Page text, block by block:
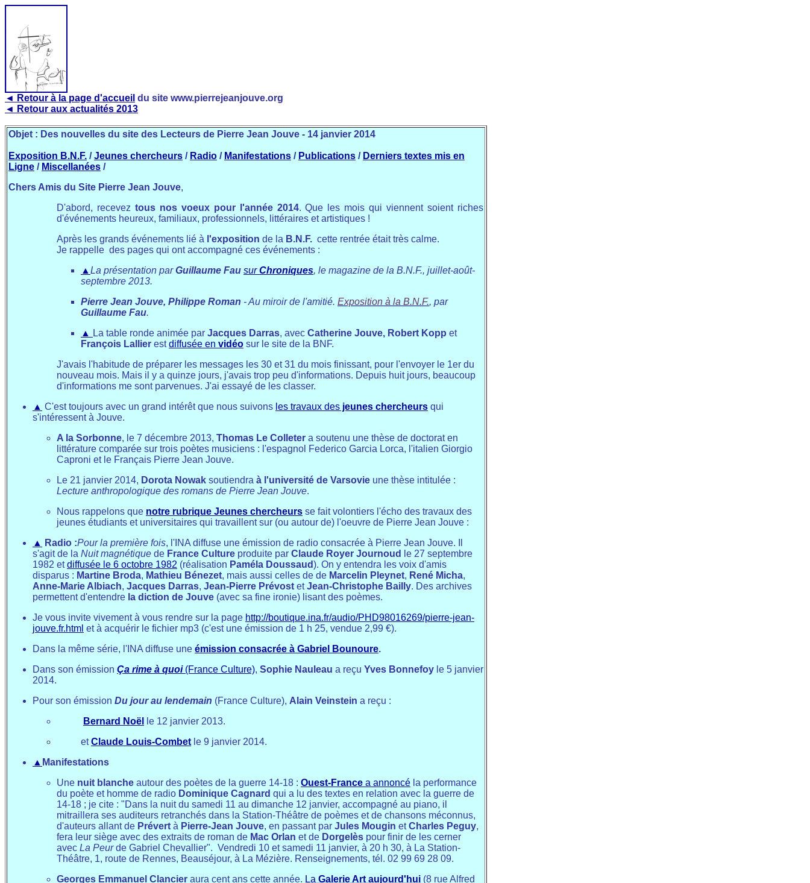
◄ Retour à la page d'accueil du site www.pierrejeanjouve.org
◄ Retour aux actualités 2013
Objet : Des nouvelles du site des Lecteurs de Pierre Jean Jouve - 14 janvier 2014
Exposition B.N.F. /Jeunes chercheurs / Radio / Manifestations / Publications / Derniers textes mis en
Ligne / Miscellanées /
Chers Amis du Site Pierre Jean Jouve,
D'abord, recevez tous nos voeux pour l'année 2014. Que les mois qui viennent soient riches
d'événements heureux, familiaux, professionnels, littéraires et artistiques !
Après les grands événements lié à l'exposition de la B.N.F. cette rentrée était très calme.
Je rappelle des pages qui ont accompagné ces événements :
▲ La présentation parGuillaume Fau surChroniques, le magazine de la B.N.F., juillet-août-
septembre 2013.
Pierre Jean Jouve, Philippe Roman - Au miroir de l'amitié. Exposition à la B.N.F., par
Guillaume Fau.
▲
La table ronde animée par Jacques Darras, avec Catherine Jouve, Robert Kopp et
François Lallier estdiffusée en vidéo sur le site de la BNF.
J'avais l'habitude de préparer les messages les 30 et 31 du mois finissant, pour l'envoyer le 1er du
nouveau mois. Mais il y a quinze jours, j'avais trop peu d'informations. Depuis huit jours, beaucoup
d'informations me sont parvenues. J'ai essayé de les classer.
▲ C'est toujours avec un grand intérêt que nous suivons les travaux des jeunes chercheurs qui
s'intéressent à Jouve.
A la Sorbonne, le 7 décembre 2013, Thomas Le Colleter a soutenu une thèse de doctorat en
littérature comparée sur trois poètes musiciens : l'espagnol Federico Garcia Lorca, l'italien Giorgio
Caproni et le Français Pierre Jean Jouve.
Le 21 janvier 2014, Dorota Nowak soutiendra à l'université de Varsovie une thèse intitulée :
Lecture anthropologique des romans de Pierre Jean Jouve.
Nous rappelons que notre rubrique Jeunes chercheurs se fait volontiers l'écho des travaux des
jeunes étudiants et universitaires qui travaillent sur (ou autour de) l'oeuvre de Pierre Jean Jouve :
▲
Radio :Pour la première fois, l'INA diffuse une émission de radio consacrée à Pierre Jean Jouve. Il
s'agit de la Nuit magnétique de France Culture produite par Claude Royer Journoud
le 27 septembre
1982 etdiffusée le 6 octobre 1982 (réalisation Paméla Doussaud). On y entendra les voix d'amis
disparus : Martine Broda, Mathieu Bénezet, mais aussi celles de de Marcelin Pleynet, René Micha,
Anne-Marie Albiach, Jacques Darras, Jean-Pierre Prévost etJean-Christophe Bailly. Des archives
permettent d'entendre la diction de Jouve (avec sa fine ironie) lisant des poèmes.
Je vous invite vivement à vous rendre sur la page http://boutique.ina.fr/audio/PHD98016269/pierre-jean-
jouve.fr.html et à acquérir le fichier mp3 (c'est une émission de 1 h 25, vendue 2,99 €).
Dans la même série, l'INA diffuse une émission consacrée à Gabriel Bounoure.
Dans son émission Ça rime à quoi(France Culture), Sophie Nauleau a reçu Yves Bonnefoy le 5 janvier
2014.
Pour son émission Du jour au lendemain (France Culture), Alain Veinstein a reçu :
Bernard Noël
le 12 janvier 2013.
etClaude Louis-Combet le 9 janvier 2014.
▲ Manifestations
Une nuit blanche autour des poètes de la guerre 14-18 : Ouest-France a annoncé la performance
du poète et homme de radio Dominique Cagnard qui a lu des textes en relation avec la guerre de
14-18 ; je cite : "Dans la nuit du samedi 11 au dimanche 12 janvier, accompagné au piano, il
mitraillera ses auditeurs retranchés dans la Station-Théâtre de poèmes et de chansons méconnus,
d'auteurs allant de Prévert à Pierre-Jean Jouve, en passant par Jules Mougin etCharles Peguy,
fera leur siège avec des extraits de roman de Mac Orlan et de Dorgelès pour finir de les cerner
avec La Peurde Gabriel Chevallier". Vendredi 10 et samedi 11 janvier, à 20 h 30, à La Station-
Théâtre, 1, route de Rennes, Beauséjour, à La Mézière. Renseignements, tél. 02 99 69 28 09.
Georges Emmanuel Clancier aura cent ans cette année. La Galerie Art aujourd'hui (8 rue Alfred